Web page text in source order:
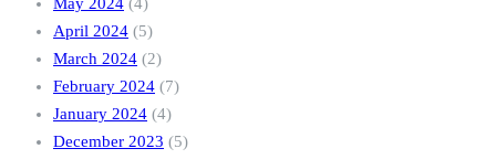
May 2024 (4)
April 2024 (5)
March 2024 (2)
February 2024 (7)
January 2024 (4)
December 2023 (5)